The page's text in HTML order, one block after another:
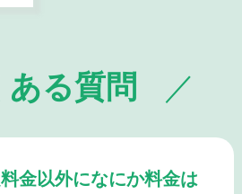
ある質問
金以外になにか料金は